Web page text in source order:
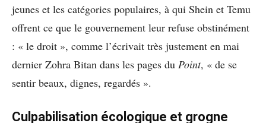
jeunes et les catégories populaires, à qui Shein et Temu
offrent ce que le gouvernement leur refuse obstinément
: « le droit », comme l’écrivait très justement en mai
dernier Zohra Bitan dans les pages du Point, « de se
sentir beaux, dignes, regardés ».
Culpabilisation écologique et grogne